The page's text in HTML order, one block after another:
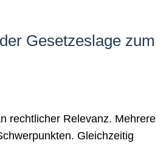
Gesetzeslage zum
rechtlicher Relevanz. Mehrere
Gleichzeitig